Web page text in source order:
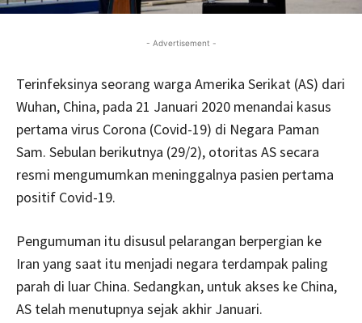
- Advertisement -
Terinfeksinya seorang warga Amerika Serikat (AS) dari
Wuhan, China, pada 21 Januari 2020 menandai kasus
pertama virus Corona (Covid-19) di Negara Paman
Sam. Sebulan berikutnya (29/2), otoritas AS secara
resmi mengumumkan meninggalnya pasien pertama
positif Covid-19.
Pengumuman itu disusul pelarangan berpergian ke
Iran yang saat itu menjadi negara terdampak paling
parah di luar China. Sedangkan, untuk akses ke China,
AS telah menutupnya sejak akhir Januari.